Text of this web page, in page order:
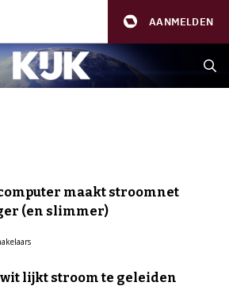
AANMELDEN
maakt stroomnet
(en slimmer)
lijkt stroom te geleiden